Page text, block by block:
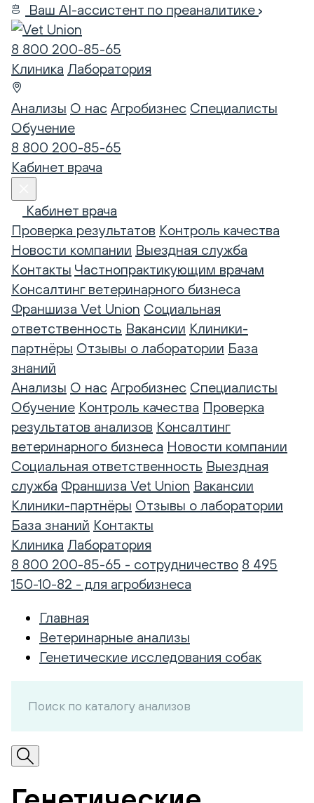
Ваш AI-ассистент по преаналитике
8 800 200-85-65
Клиника Лаборатория
Анализы О нас Агробизнес Специалисты
Обучение
8 800 200-85-65
Кабинет врача
Кабинет врача
Проверка результатов Контроль качества
Новости компании Выездная служба
Контакты Частнопрактикующим врачам
Консалтинг ветеринарного бизнеса
Франшиза Vet Union Социальная
ответственность Вакансии Клиники-
партнёры Отзывы о лаборатории База
знаний
Анализы О нас Агробизнес Специалисты
Обучение Контроль качества Проверка
результатов анализов Консалтинг
ветеринарного бизнеса Новости компании
Социальная ответственность Выездная
служба Франшиза Vet Union Вакансии
Клиники-партнёры Отзывы о лаборатории
База знаний Контакты
Клиника Лаборатория
8 800 200-85-65 - сотрудничество 8 495
150-10-82 - для агробизнеса
Главная
Ветеринарные анализы
Генетические исследования собак